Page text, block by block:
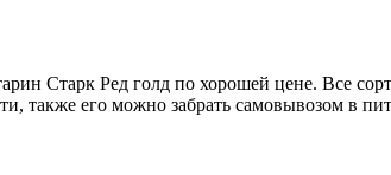
Старк Ред голд по хорошей цене. Все
также его можно забрать самовывозом в